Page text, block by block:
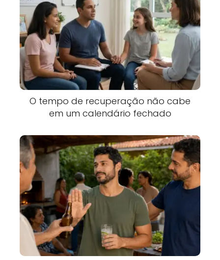
O tempo de recuperação não cabe
em um calendário fechado